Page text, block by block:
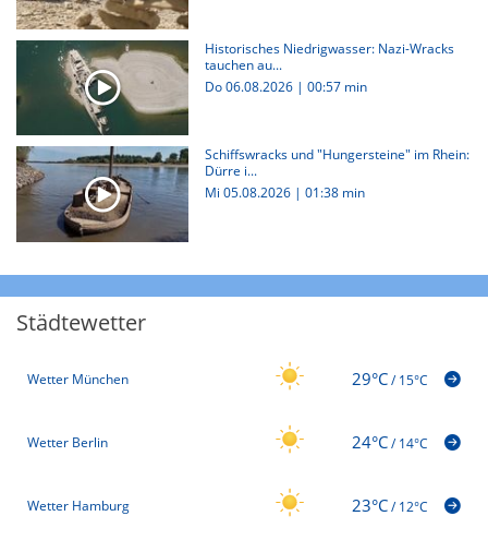
Historisches Niedrigwasser: Nazi-Wracks
tauchen au...
Do 06.08.2026 |00:57 min
Schiffswracks und "Hungersteine" im Rhein:
Dürre i...
Mi 05.08.2026 |01:38 min
Städtewetter
Wetter München 29°C/15°C
Wetter Berlin 24°C/14°C
Wetter Hamburg 23°C/12°C